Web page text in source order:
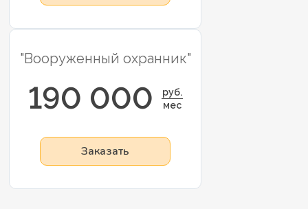
"Вооруженный охранник"
190 000
руб.
мес
Заказать